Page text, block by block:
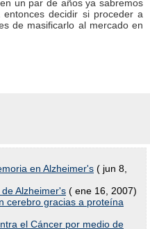
un par de años ya sabremos
decidir si proceder a
de masificarlo al mercado en
en Alzheimer's ( jun 8,
Alzheimer's ( ene 16, 2007)
cerebro gracias a proteína
el Cáncer por medio de